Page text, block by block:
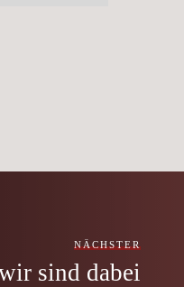
NÄCHSTER
sind dabei